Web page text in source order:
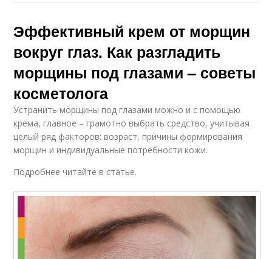
Эффективный крем от морщин
вокруг глаз. Как разгладить
морщины под глазами – советы
косметолога
Устранить морщины под глазами можно и с помощью
крема, главное – грамотно выбрать средство, учитывая
целый ряд факторов: возраст, причины формирования
морщин и индивидуальные потребности кожи.
Подробнее читайте в статье.